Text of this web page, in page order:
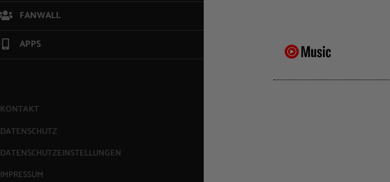
FANWALL
APPS
KONTAKT
DATENSCHUTZ
DATENSCHUTZEINSTELLUNGEN
IMPRESSUM